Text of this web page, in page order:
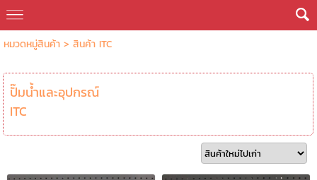
หมวดหมู่สินค้า> สินค้า ITC
ปั๊มน้ำและอุปกรณ์
ITC